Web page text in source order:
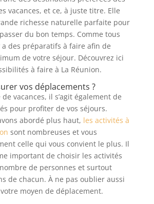
vacances, et ce, à juste titre. Elle
richesse naturelle parfaite pour
du bon temps. Comme tous
a des préparatifs à faire afin de
de votre séjour. Découvrez ici
à faire à La Réunion.
vos déplacements ?
de vacances, il s’agit également de
pour profiter de vos séjours.
abordé plus haut, les activités à
sont nombreuses et vous
celle qui vous convient le plus. Il
important de choisir les activités
de personnes et surtout
de chacun. À ne pas oublier aussi
moyen de déplacement.